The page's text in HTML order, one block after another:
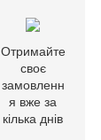
Отримайте
своє
замовленн
я вже за
кілька днів